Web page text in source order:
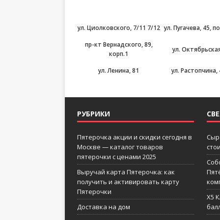
ул. Циолковского, 7/11 7/12 ул. Пугачева, 45,
пр-кт Вернадского, 89,
корп.1
ул.
ул. Ленина, 81
ул. Растопчина,
РУБРИКИ
Пятерочка акции и скидки сегодня в
Москве — каталог товаров
пятерочки с ценами 2025
Выручай карта Пятерочка: как
получить и активировать карту
Пятерочки
Доставка на дом
Сыр
X5